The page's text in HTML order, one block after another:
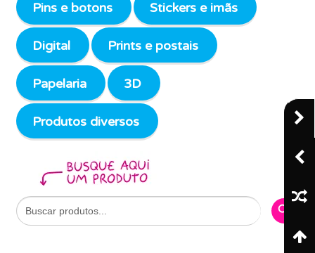
Pins e botons Stickers e imãs
Digital Prints e postais
Papelaria 3D
Produtos diversos
Search
for:
Search